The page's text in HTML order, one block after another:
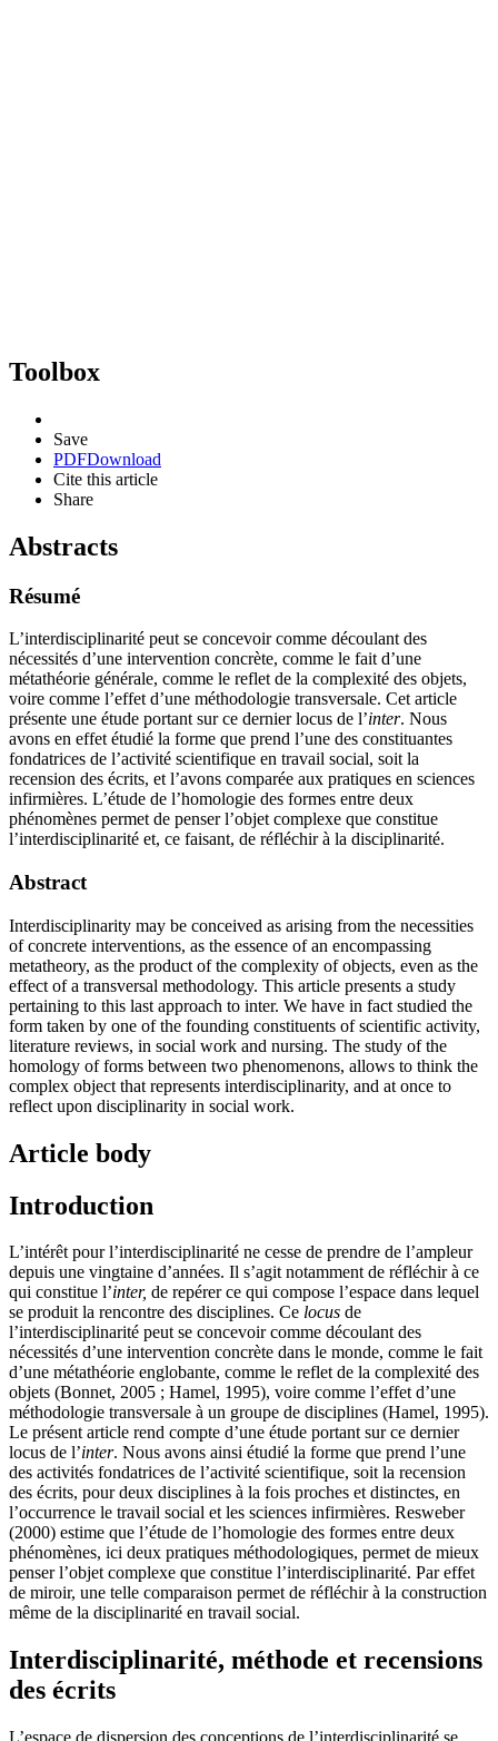
Toolbox
Save
PDFDownload
Cite this article
Share
Abstracts
Résumé
L’interdisciplinarité peut se concevoir comme découlant des
nécessités d’une intervention concrète, comme le fait d’une
métathéorie générale, comme le reflet de la complexité des objets,
voire comme l’effet d’une méthodologie transversale. Cet article
présente une étude portant sur ce dernier locus de l’inter. Nous
avons en effet étudié la forme que prend l’une des constituantes
fondatrices de l’activité scientifique en travail social, soit la
recension des écrits, et l’avons comparée aux pratiques en sciences
infirmières. L’étude de l’homologie des formes entre deux
phénomènes permet de penser l’objet complexe que constitue
l’interdisciplinarité et, ce faisant, de réfléchir à la disciplinarité.
Abstract
Interdisciplinarity may be conceived as arising from the necessities
of concrete interventions, as the essence of an encompassing
metatheory, as the product of the complexity of objects, even as the
effect of a transversal methodology. This article presents a study
pertaining to this last approach to inter. We have in fact studied the
form taken by one of the founding constituents of scientific activity,
literature reviews, in social work and nursing. The study of the
homology of forms between two phenomenons, allows to think the
complex object that represents interdisciplinarity, and at once to
reflect upon disciplinarity in social work.
Article body
Introduction
L’intérêt pour l’interdisciplinarité ne cesse de prendre de l’ampleur
depuis une vingtaine d’années. Il s’agit notamment de réfléchir à ce
qui constitue l’inter, de repérer ce qui compose l’espace dans lequel
se produit la rencontre des disciplines. Ce locus de
l’interdisciplinarité peut se concevoir comme découlant des
nécessités d’une intervention concrète dans le monde, comme le fait
d’une métathéorie englobante, comme le reflet de la complexité des
objets (Bonnet, 2005 ; Hamel, 1995), voire comme l’effet d’une
méthodologie transversale à un groupe de disciplines (Hamel, 1995).
Le présent article rend compte d’une étude portant sur ce dernier
locus de l’inter. Nous avons ainsi étudié la forme que prend l’une
des activités fondatrices de l’activité scientifique, soit la recension
des écrits, pour deux disciplines à la fois proches et distinctes, en
l’occurrence le travail social et les sciences infirmières. Resweber
(2000) estime que l’étude de l’homologie des formes entre deux
phénomènes, ici deux pratiques méthodologiques, permet de mieux
penser l’objet complexe que constitue l’interdisciplinarité. Par effet
de miroir, une telle comparaison permet de réfléchir à la construction
même de la disciplinarité en travail social.
Interdisciplinarité, méthode et recensions
des écrits